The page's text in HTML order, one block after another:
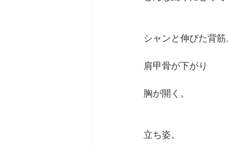
シャンと伸びた背筋
肩甲骨が下がり
胸が開く。
立ち姿。